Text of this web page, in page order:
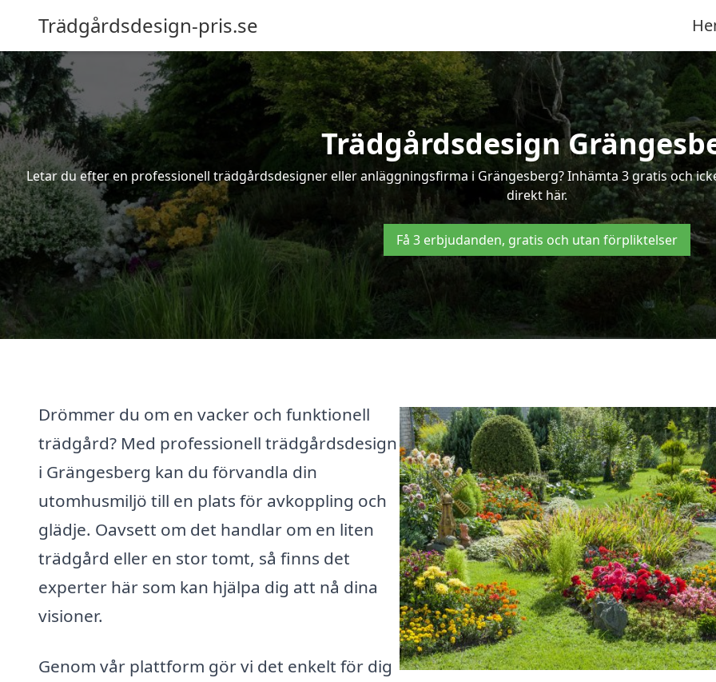
Trädgårdsdesign-pris.se
Trädgårdsdesign
Letar du efter en professionell trädgårdsdesigner eller anläggningsfirma i Grängesberg? Inhämta 3 gratis och
direkt här.
Få 3 erbjudanden, gratis och utan förpliktelser
Drömmer du om en vacker och funktionell
trädgård? Med professionell trädgårdsdesign
i Grängesberg kan du förvandla din
utomhusmiljö till en plats för avkoppling och
glädje. Oavsett om det handlar om en liten
trädgård eller en stor tomt, så finns det
experter här som kan hjälpa dig att nå dina
visioner.
Genom vår plattform gör vi det enkelt för dig